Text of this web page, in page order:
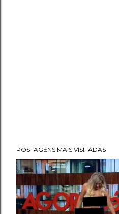
POSTAGENS MAIS VISITADAS